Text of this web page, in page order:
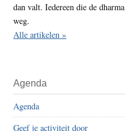
dan valt. Iedereen die de
weg.
Alle artikelen »
Agenda
Agenda
Geef je activiteit door